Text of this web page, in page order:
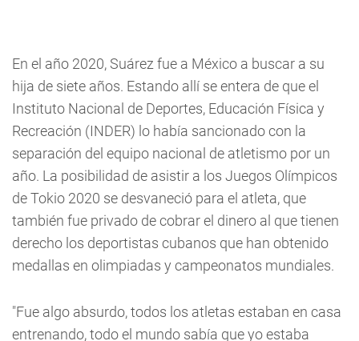
En el año 2020, Suárez fue a México a buscar a su
hija de siete años. Estando allí se entera de que el
Instituto Nacional de Deportes, Educación Física y
Recreación (INDER) lo había sancionado con la
separación del equipo nacional de atletismo por un
año. La posibilidad de asistir a los Juegos Olímpicos
de Tokio 2020 se desvaneció para el atleta, que
también fue privado de cobrar el dinero al que tienen
derecho los deportistas cubanos que han obtenido
medallas en olimpiadas y campeonatos mundiales.
"Fue algo absurdo, todos los atletas estaban en casa
entrenando, todo el mundo sabía que yo estaba